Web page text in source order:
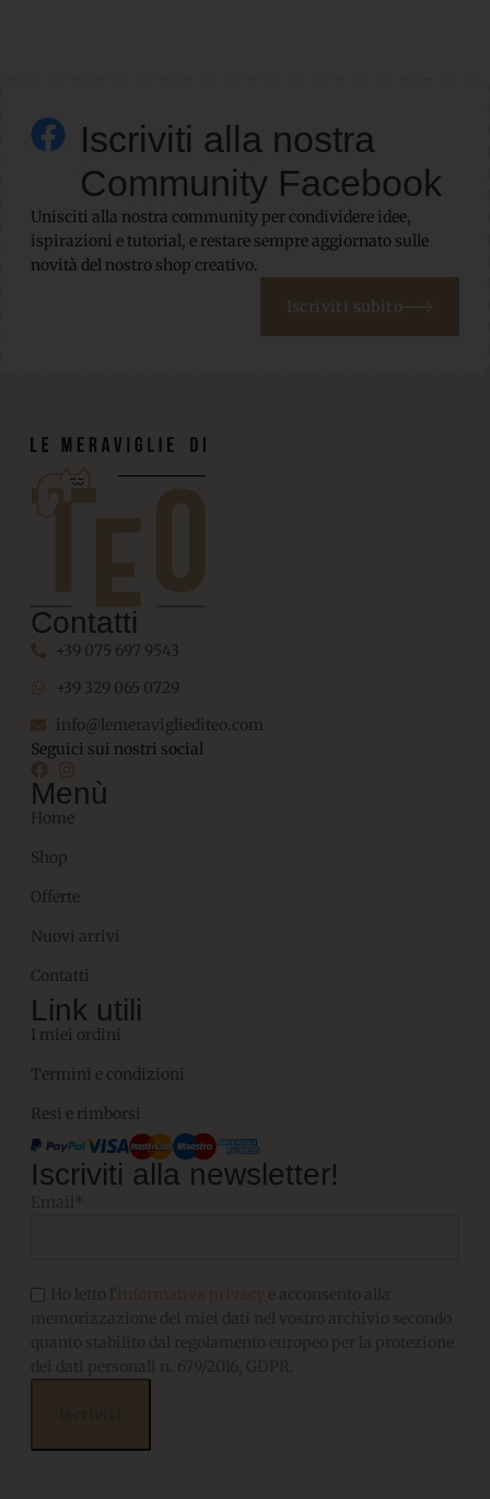
Iscriviti alla nostra
Community Facebook
Unisciti alla nostra community per condividere idee,
ispirazioni e tutorial, e restare sempre aggiornato sulle
novità del nostro shop creativo.
Iscriviti subito
Contatti
+39 075 697 9543
+39 329 065 0729
info@lemeravigliediteo.com
Seguici sui nostri social
Menù
Home
Shop
Offerte
Nuovi arrivi
Contatti
Link utili
I miei ordini
Termini e condizioni
Resi e rimborsi
Iscriviti alla newsletter!